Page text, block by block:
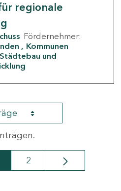
regionale
Fördernehmer:
Kommunen
Städtebau und
Seite
2